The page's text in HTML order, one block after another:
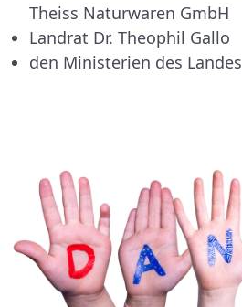
Theiss Naturwaren GmbH
Landrat Dr. Theophil Gallo
den Ministerien des Landes